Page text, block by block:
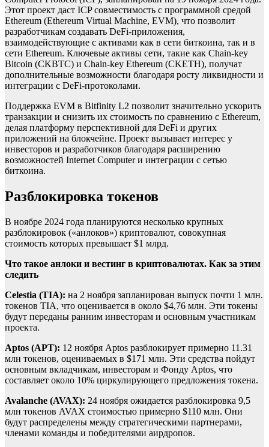
Этот проект даст ICP совместимость с программной средой
Ethereum (Ethereum Virtual Machine, EVM), что позволит
разработчикам создавать DeFi-приложения,
взаимодействующие с активами как в сети биткоина, так и в
сети Ethereum. Ключевые активы сети, такие как Chain-key
Bitcoin (CKBTC) и Chain-key Ethereum (CKETH), получат
дополнительные возможности благодаря росту ликвидности и
интеграции с DeFi-протоколами.
Поддержка EVM в Bitfinity L2 позволит значительно ускорить
транзакции и снизить их стоимость по сравнению с Ethereum,
делая платформу перспективной для DeFi и других
приложений на блокчейне. Проект вызывает интерес у
инвесторов и разработчиков благодаря расширению
возможностей Internet Computer и интеграции с сетью
биткоина.
Разблокировка токенов
В ноябре 2024 года планируются несколько крупных
разблокировок («анлоков») криптовалют, совокупная
стоимость которых превышает $1 млрд.
Что такое анлоки и вестинг в криптовалютах. Как за этим
следить
Celestia (TIA): на 2 ноября запланирован выпуск почти 1 млн.
токенов TIA, что оценивается в около $4,76 млн. Эти токены
будут переданы ранним инвесторам и основным участникам
проекта.
Aptos (APT): 12 ноября Aptos разблокирует примерно 11.31
млн токенов, оцениваемых в $171 млн. Эти средства пойдут
основным вкладчикам, инвесторам и Фонду Aptos, что
составляет около 10% циркулирующего предложения токена.
Avalanche (AVAX): 24 ноября ожидается разблокировка 9,5
млн токенов AVAX стоимостью примерно $110 млн. Они
будут распределены между стратегическими партнерами,
членами команды и победителями аирдропов.